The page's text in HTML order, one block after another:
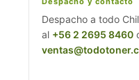
Despacho a todo
al +56 2 2695 8460